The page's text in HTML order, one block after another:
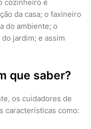
cozinheiro é
da casa; o faxineiro
do ambiente; o
jardim; e assim
que saber?
os cuidadores de
características como: